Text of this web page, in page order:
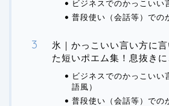
ビジネスでのかっこいい
普段使い（会話等）での
氷｜かっこいい言い方に
た短いポエム集！息抜き
ビジネスでのかっこいい
語風）
普段使い（会話等）での